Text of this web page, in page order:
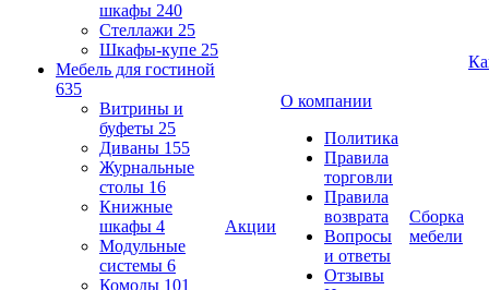
шкафы 240
Стеллажи 25
Шкафы-купе 25
Мебель для гостиной
635
Витрины и
буфеты 25
Диваны 155
Журнальные
столы 16
Книжные
шкафы 4
Модульные
системы 6
Комоды 101
Акции
О компании
Политика
Правила
торговли
Правила
возврата
Вопросы
и ответы
Отзывы
Сборка
мебели